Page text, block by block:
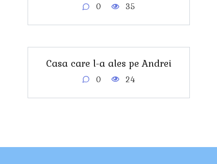
0 35
Casa care l-a ales pe Andrei
0 24